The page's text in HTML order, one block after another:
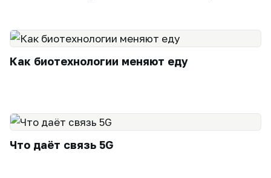
Как биотехнологии меняют еду
Что даёт связь 5G